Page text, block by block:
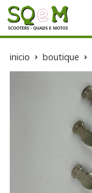
inicio boutique